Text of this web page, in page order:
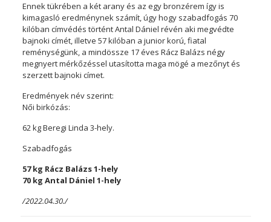
Ennek tükrében a két arany és az egy bronzérem így is
kimagasló eredménynek számít, úgy hogy szabadfogás 70
kilóban címvédés történt Antal Dániel révén aki megvédte
bajnoki címét, illetve 57 kilóban a junior korú, fiatal
reménységünk, a mindössze 17 éves Rácz Balázs négy
megnyert mérkőzéssel utasította maga mögé a mezőnyt és
szerzett bajnoki címet.
Eredmények név szerint:
Női birkózás:
62 kg Beregi Linda 3-hely.
Szabadfogás
57 kg Rácz Balázs 1-hely
70 kg Antal Dániel 1-hely
/2022.04.30./